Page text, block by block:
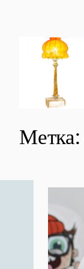
содержимому
Метка: